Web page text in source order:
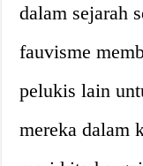
dalam sejarah
fauvisme
pelukis lain
mereka dalam